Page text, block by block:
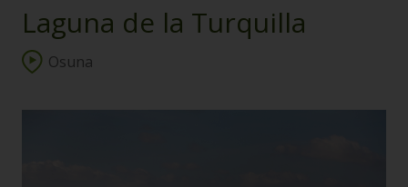
Laguna de la Turquilla
Osuna